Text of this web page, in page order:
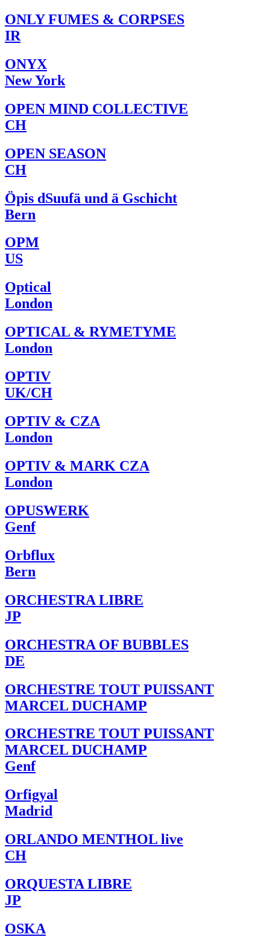
ONLY FUMES & CORPSES
IR
ONYX
New York
OPEN MIND COLLECTIVE
CH
OPEN SEASON
CH
Öpis dSuufä und ä Gschicht
Bern
OPM
US
Optical
London
OPTICAL & RYMETYME
London
OPTIV
UK/CH
OPTIV & CZA
London
OPTIV & MARK CZA
London
OPUSWERK
Genf
Orbflux
Bern
ORCHESTRA LIBRE
JP
ORCHESTRA OF BUBBLES
DE
ORCHESTRE TOUT PUISSANT
MARCEL DUCHAMP
ORCHESTRE TOUT PUISSANT
MARCEL DUCHAMP
Genf
Orfigyal
Madrid
ORLANDO MENTHOL live
CH
ORQUESTA LIBRE
JP
OSKA